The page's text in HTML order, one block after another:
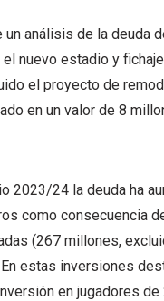
un análisis de la deuda
nuevo estadio y
el proyecto de
en un valor de 8
2023/24 la deuda ha
como consecuencia
(267 millones,
estas inversiones
en jugadores